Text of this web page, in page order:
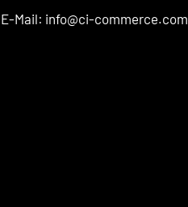
E-Mail: info@ci-commerce.com